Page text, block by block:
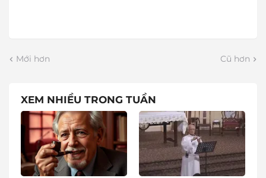
Mới hơn Cũ hơn
XEM NHIỀU TRONG TUẦN